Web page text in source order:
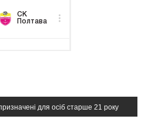
для осіб старше 21 року